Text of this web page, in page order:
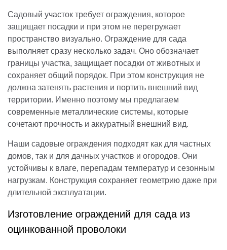
Садовый участок требует ограждения, которое
защищает посадки и при этом не перегружает
пространство визуально. Ограждение для сада
выполняет сразу несколько задач. Оно обозначает
границы участка, защищает посадки от животных и
сохраняет общий порядок. При этом конструкция не
должна затенять растения и портить внешний вид
территории. Именно поэтому мы предлагаем
современные металлические системы, которые
сочетают прочность и аккуратный внешний вид.
Наши садовые ограждения подходят как для частных
домов, так и для дачных участков и огородов. Они
устойчивы к влаге, перепадам температур и сезонным
нагрузкам. Конструкция сохраняет геометрию даже при
длительной эксплуатации.
Изготовление ограждений для сада из
оцинкованной проволоки